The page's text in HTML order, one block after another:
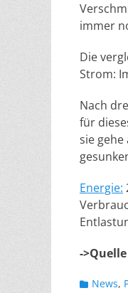
immer
Die
Strom:
Nach
für
sie
Energie:
-
News,